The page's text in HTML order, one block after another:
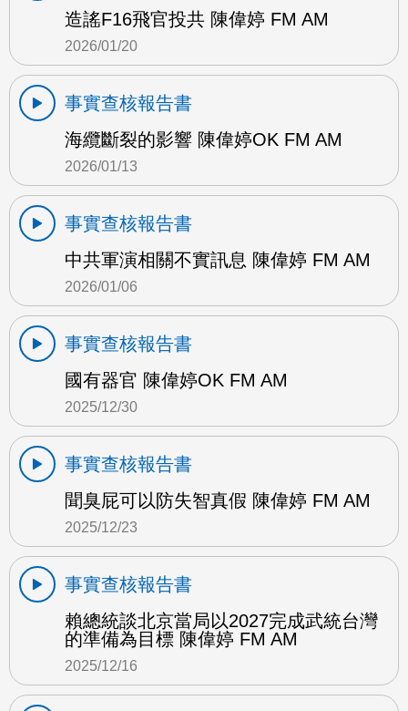
造謠F16飛官投共 陳偉婷 FM AM
2026/01/20
事實查核報告書
海纜斷裂的影響 陳偉婷OK FM AM
2026/01/13
事實查核報告書
中共軍演相關不實訊息 陳偉婷 FM AM
2026/01/06
事實查核報告書
國有器官 陳偉婷OK FM AM
2025/12/30
事實查核報告書
聞臭屁可以防失智真假 陳偉婷 FM AM
2025/12/23
事實查核報告書
賴總統談北京當局以2027完成武統台灣
的準備為目標 陳偉婷 FM AM
2025/12/16